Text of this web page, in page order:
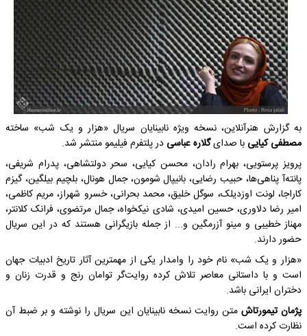
به گزارش هنرآنلاین، نسخه ویژه نابینایان سریال «هزار و یک شب» ساخته
مصطفی کیایی با صدایگلاره عباسی در پلتفرم فیلیمو منتشر شد.
پرویز پرستویی، بهرام رادان، محسن کیایی، سحر دولتشاهی، پدرام شریفی،
پانته‌آ پناهی‌ها، حبیب رضایی، بانیپال شومون، جمال هونال، بلچیم بیلگین، گیزم
کاراجا، لونت اوزدیلک، سوگل خلیق، محمد بحرانی، خسرو شهراز، مریم کاظمی،
امیر رضا دلاوری، حسین امیدی، شادی نیکخواه، جمال مرتضوی، فرانک کلانتر،
مهناز خطیبی و مینو آزرمگین و... از جمله بازیگرانی هستند که در این سریال
حضور دارند.
«هزار و یک شب» نام خود را وامدار یکی از مهمترین آثار تاریخ ادبیات جهان
است و با داستانی معاصر تلاش کرده روایت‌گر توامان رنج و قدرت زنان و
دختران ایرانی باشد.
پژمان تیمورتاشمتن روایت نسخه نابینایان این سریال را نوشته و بر ضبط آن
نظارت کرده است.